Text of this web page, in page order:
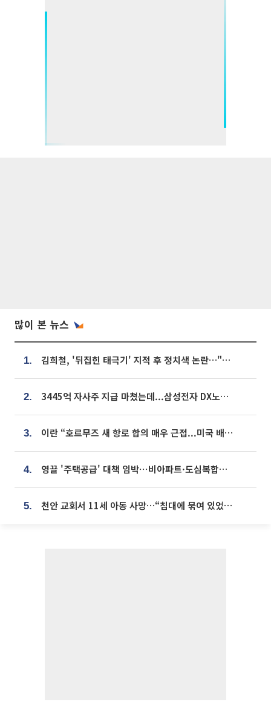
많이 본 뉴스
1. 김희철, '뒤집힌 태극기' 지적 후 정치색 논란…"좌우 떠나 우리나라 국기"
2. 3445억 자사주 지급 마쳤는데...삼성전자 DX노조, 뒤늦은 '떼쓰기 집회'
3. 이란 “호르무즈 새 항로 합의 매우 근접...미국 배상 먼저”
4. 영끌 '주택공급' 대책 임박⋯비아파트·도심복합까지 총동원
5. 천안 교회서 11세 아동 사망…“침대에 묶여 있었다” 진술 확보